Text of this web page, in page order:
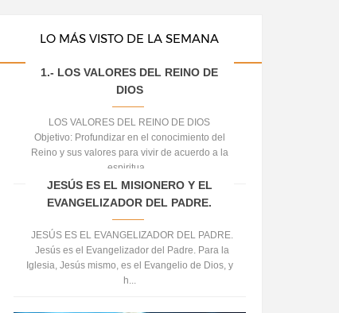
LO MÁS VISTO DE LA SEMANA
1.- LOS VALORES DEL REINO DE
DIOS
LOS VALORES DEL REINO DE DIOS
Objetivo: Profundizar en el conocimiento del
Reino y sus valores para vivir de acuerdo a la
espiritua...
JESÚS ES EL MISIONERO Y EL
EVANGELIZADOR DEL PADRE.
JESÚS ES EL EVANGELIZADOR DEL PADRE.
Jesús es el Evangelizador del Padre. Para la
Iglesia, Jesús mismo, es el Evangelio de Dios, y
h...